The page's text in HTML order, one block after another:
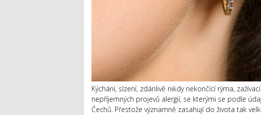
Kýchání, slzení, zdánlivě nikdy nekončící rýma,
nepříjemných projevů alergií, se kterými se podle
Čechů. Přestože významně zasahují do života tak